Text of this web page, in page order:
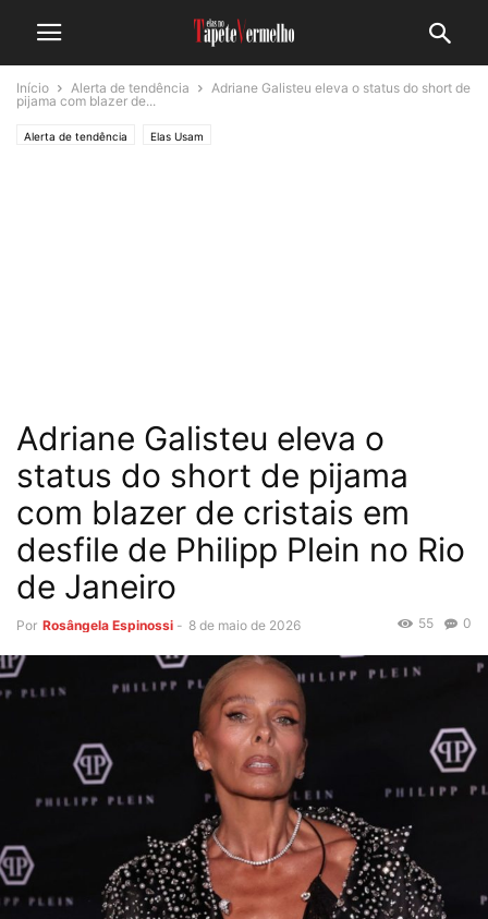
Início Alerta de tendência
Adriane Galisteu eleva o status do short de
pijama com blazer de...
Alerta de tendência Elas Usam
Adriane Galisteu eleva o
status do short de pijama
com blazer de cristais em
desfile de Philipp Plein no Rio
de Janeiro
Por Rosângela Espinossi - 8 de maio de 2026 0
55